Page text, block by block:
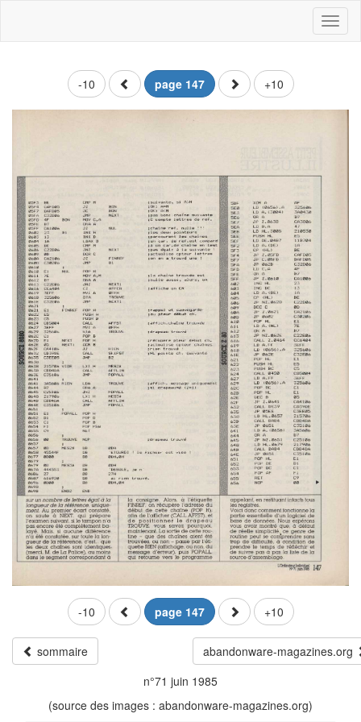
-10 page 147 +10
-10 page 147 +10
sommaire
abandonware-magazines.org
n°71 juin 1985
(source des images : abandonware-magazines.org)